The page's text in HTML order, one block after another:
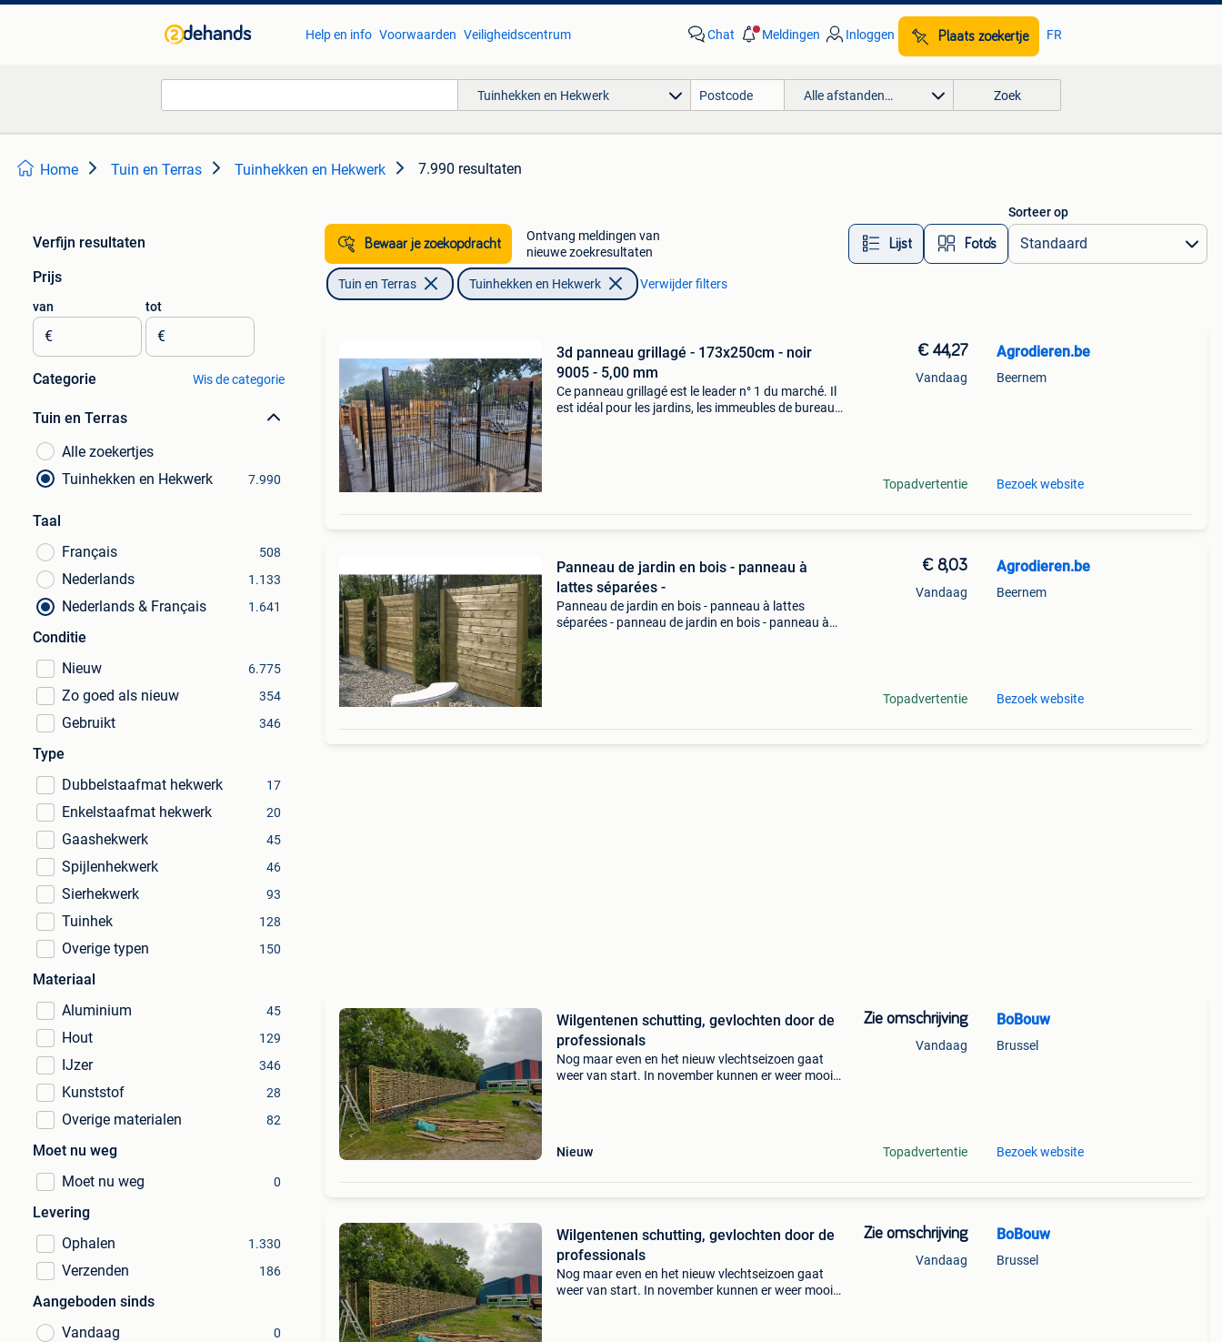
Help en info Voorwaarden Veiligheidscentrum Chat Meldingen Inloggen Plaats zoekertje FR
Tuinhekken en Hekwerk Alle afstanden… Zoek
Home Tuin en Terras Tuinhekken en Hekwerk 7.990 resultaten
Verfijn resultaten
Prijs
van
€
tot
€
Categorie Wis de categorie
Tuin en Terras
Alle zoekertjes
Tuinhekken en Hekwerk
7.990
Taal
Français
508
Nederlands 1.133
Nederlands & Français 1.641
Conditie
Nieuw
6.775
Zo goed als nieuw 354
Gebruikt 346
Type
Dubbelstaafmat hekwerk
17
Enkelstaafmat hekwerk 20
Gaashekwerk 45
Spijlenhekwerk 46
Sierhekwerk 93
Tuinhek 128
Overige typen 150
Materiaal
Aluminium
45
Hout 129
IJzer 346
Kunststof 28
Overige materialen 82
Moet nu weg
Moet nu weg
0
Levering
Ophalen
1.330
Verzenden 186
Aangeboden sinds
Vandaag
0
Bewaar je zoekopdracht
Ontvang meldingen van
nieuwe zoekresultaten
Lijst Foto’s
Sorteer op
Tuin en Terras Tuinhekken en Hekwerk Verwijder filters
3d panneau grillagé - 173x250cm - noir
9005 - 5,00 mm
Ce panneau grillagé est le leader n° 1 du marché. Il
est idéal pour les jardins, les immeubles de bureaux,
€ 44,27
Vandaag
Topadvertentie
Agrodieren.be
Beernem
Bezoek website
Panneau de jardin en bois - panneau à
lattes séparées -
Panneau de jardin en bois - panneau à lattes
séparées - panneau de jardin en bois - panneau à
€ 8,03
Vandaag
Topadvertentie
Agrodieren.be
Beernem
Bezoek website
Wilgentenen schutting, gevlochten door de
professionals
Nog maar even en het nieuw vlechtseizoen gaat
weer van start. In november kunnen er weer mooie
Nieuw
Zie omschrijving
Vandaag
Topadvertentie
BoBouw
Brussel
Bezoek website
Wilgentenen schutting, gevlochten door de
professionals
Nog maar even en het nieuw vlechtseizoen gaat
weer van start. In november kunnen er weer mooie
Zie omschrijving
Vandaag
BoBouw
Brussel